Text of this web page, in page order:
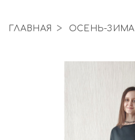
ГЛАВНАЯ ОСЕНЬ-ЗИМА